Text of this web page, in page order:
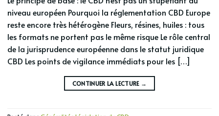
niveau européen Pourquoi la réglementation CBD Europe
reste encore très hétérogène Fleurs, résines, huiles : tous
les formats ne portent pas le même risque Le rôle central
de la jurisprudence européenne dans le statut juridique
CBD Les points de vigilance immédiats pour les […]
CONTINUER LA LECTURE →